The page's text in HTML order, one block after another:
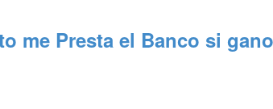
me Presta el Banco si